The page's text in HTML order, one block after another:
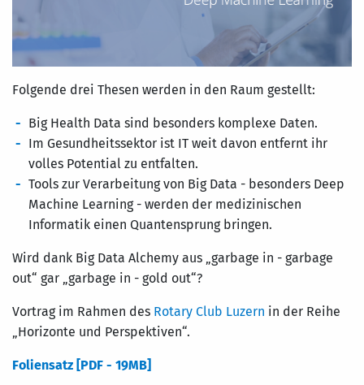
Folgende drei Thesen werden in den Raum gestellt:
Big Health Data sind besonders komplexe Daten.
Im Gesundheitssektor ist IT weit davon entfernt ihr
volles Potential zu entfalten.
Tools zur Verarbeitung von Big Data - besonders Deep
Machine Learning - werden der medizinischen
Informatik einen Quantensprung bringen.
Wird dank Big Data Alchemy aus „garbage in - garbage
out“ gar „garbage in - gold out“?
Vortrag im Rahmen des Rotary Club Luzern in der Reihe
„Horizonte und Perspektiven“.
Foliensatz [PDF - 19MB]